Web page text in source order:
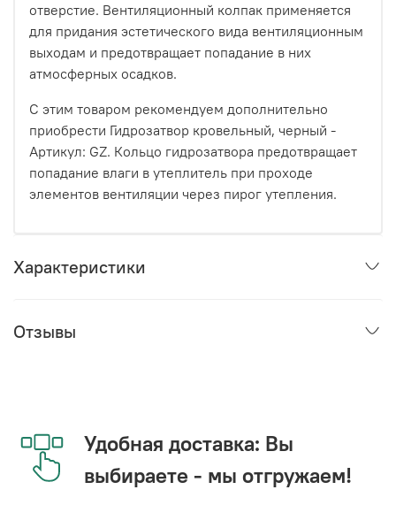
отверстие. Вентиляционный колпак применяется
для придания эстетического вида вентиляционным
выходам и предотвращает попадание в них
атмосферных осадков.
С этим товаром рекомендуем дополнительно
приобрести Гидрозатвор кровельный, черный -
Артикул: GZ. Кольцо гидрозатвора предотвращает
попадание влаги в утеплитель при проходе
элементов вентиляции через пирог утепления.
Характеристики
Отзывы
Удобная доставка: Вы
выбираете - мы отгружаем!